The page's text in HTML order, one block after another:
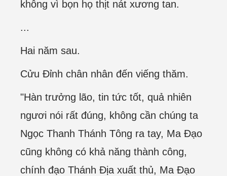
không vì bọn họ thịt nát xương tan.
...
Hai năm sau.
Cửu Đỉnh chân nhân đến viếng thăm.
"Hàn trưởng lão, tin tức tốt, quả nhiên
ngươi nói rất đúng, không cần chúng ta
Ngọc Thanh Thánh Tông ra tay, Ma Đạo
cũng không có khả năng thành công,
chính đạo Thánh Địa xuất thủ, Ma Đạo